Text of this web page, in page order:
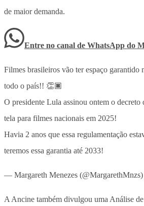
de maior demanda.
Entre no canal de WhatsApp do
Filmes brasileiros vão ter espaço garantido
todo o país!! 👏🏿
O presidente Lula assinou ontem o decreto
tela para filmes nacionais em 2025!
Havia 2 anos que essa regulamentação
teremos essa garantia até 2033!
— Margareth Menezes (@MargarethMnzs)
A Ancine também divulgou uma Análise